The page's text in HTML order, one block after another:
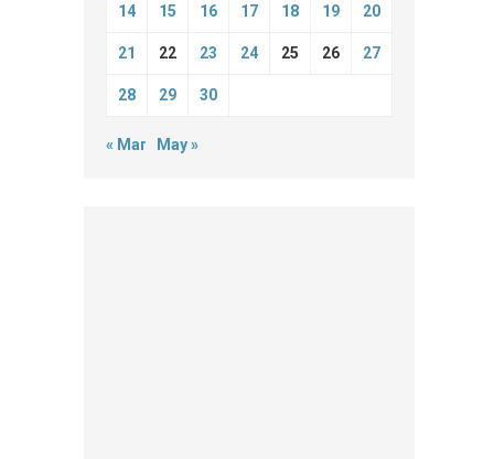
14 15 16 17 18 19 20
21 22 23 24 25 26 27
28 29 30
« Mar May »